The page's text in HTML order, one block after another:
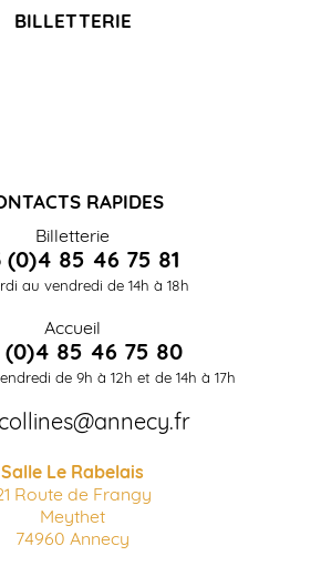
BILLETTERIE
RAPIDES
Billetterie
(0)4 85 46 75 81
au vendredi de 14h à 18h
Accueil
(0)4 85 46 75 80
de 9h à 12h et de 14h à 17h
Salle Le Rabelais
Route de Frangy
Meythet
74960 Annecy